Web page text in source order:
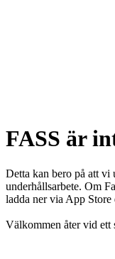
FASS är
Detta kan bero på att vi
underhållsarbete. Om
ladda ner via App
Välkommen åter vid ett